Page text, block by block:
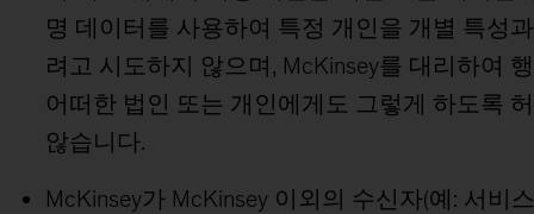
명 데이터를 사용하여 특정 개인을 개별 특성
려고 시도하지 않으며, McKinsey를 대리하여
어떠한 법인 또는 개인에게도 그렇게 하도록
않습니다.
McKinsey가 McKinsey 이외의 수신자(예: 서비